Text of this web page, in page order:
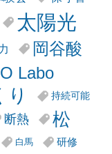
太陽光
岡谷酸
Labo
り 持続可能
断熱
松
白馬 研修